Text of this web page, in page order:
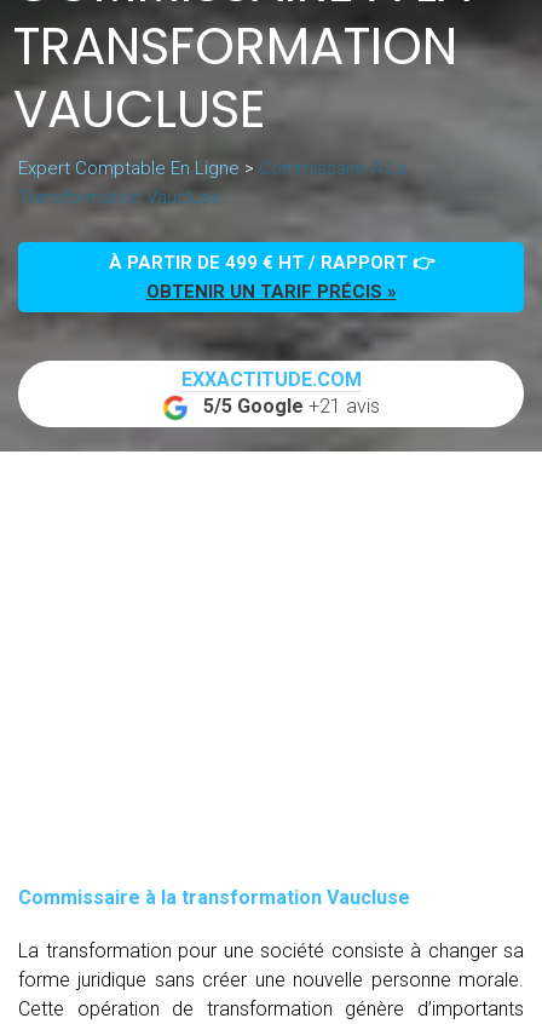
TRANSFORMATION
VAUCLUSE
Expert Comptable En Ligne > Commissaire À La
Transformation Vaucluse
À PARTIR DE 499 € HT / RAPPORT 👉
OBTENIR UN TARIF PRÉCIS »
EXXACTITUDE.COM
5/5 Google +21 avis
Commissaire à la transformation Vaucluse
La transformation pour une société consiste à changer sa
forme juridique sans créer une nouvelle personne morale.
Cette opération de transformation génère d’importants